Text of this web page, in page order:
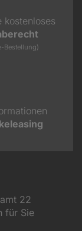
kostenloses
Bestellung)
22
für Sie